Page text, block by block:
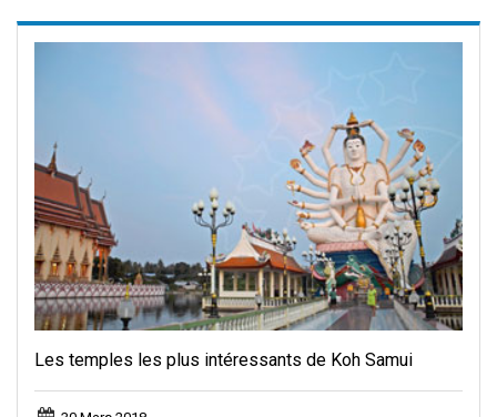
Les temples les plus intéressants de Koh Samui